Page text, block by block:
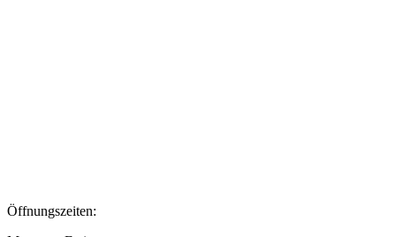
Öffnungszeiten: